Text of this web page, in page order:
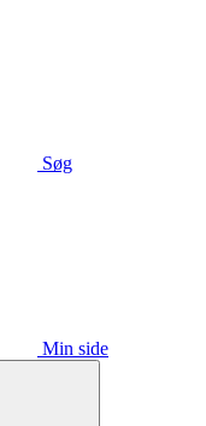
Søg
Min side